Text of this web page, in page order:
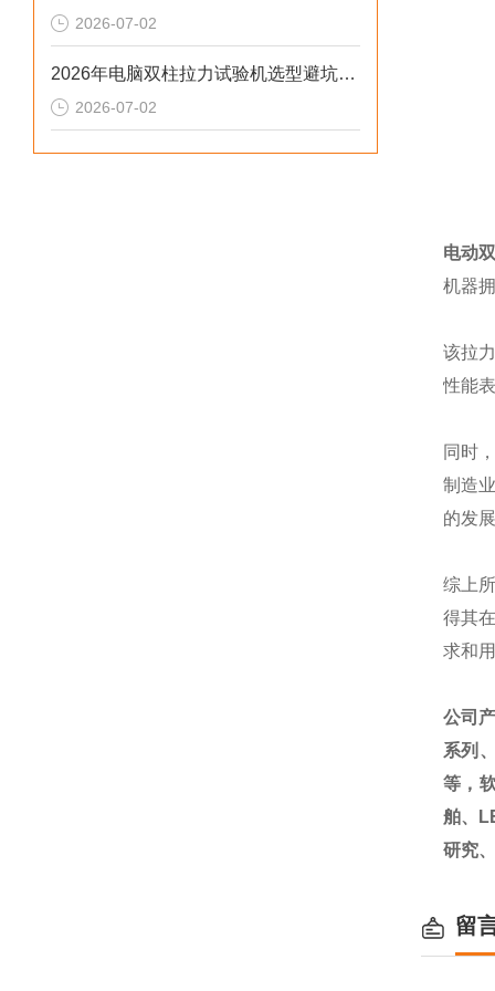
2026-07-02
2026年电脑双柱拉力试验机选型避坑：别让步进低配毁了检测数据
2026-07-02
电动
机器
该拉
性能
同时
制造
的发
综上
得其
求和
公司
系列
等，
舶、
研究
留